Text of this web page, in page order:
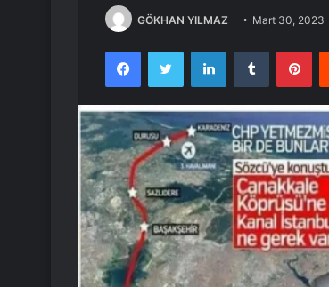
GÖKHAN YILMAZ Mart 30, 2023
FacebookTwitter LinkedInTumblr